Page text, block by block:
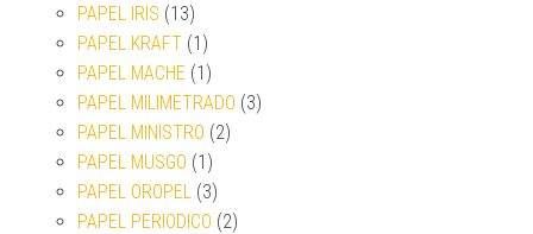
PAPEL IRIS (13)
PAPEL KRAFT (1)
PAPEL MACHE (1)
PAPEL MILIMETRADO (3)
PAPEL MINISTRO (2)
PAPEL MUSGO (1)
PAPEL OROPEL (3)
PAPEL PERIODICO (2)